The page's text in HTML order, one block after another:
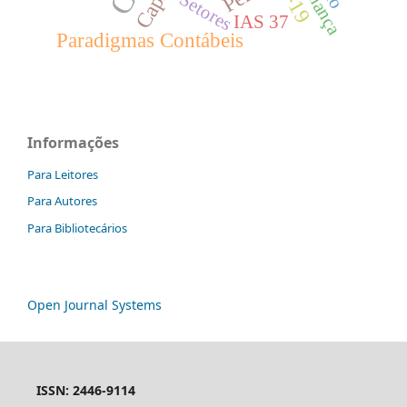
Paradigmas Contábeis
SetoresIAS 37
Informações
Para Leitores
Para Autores
Para Bibliotecários
Open Journal Systems
ISSN: 2446-9114